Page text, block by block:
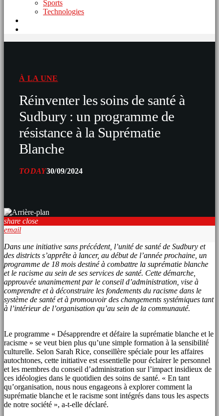
Sports
Technologies
À LA UNE
Réinventer les soins de santé à
Sudbury : un programme de
résistance à la Suprématie
Blanche
TODAY30/09/2024
share close
email
Dans une initiative sans précédent, l’unité de santé de Sudbury et
des districts s’apprête à lancer, au début de l’année prochaine, un
programme de 18 mois destiné à combattre la suprématie blanche
et le racisme au sein de ses services de santé. Cette démarche,
approuvée unanimement par le conseil d’administration, vise à
comprendre et à déconstruire les fondements du racisme dans le
système de santé et à promouvoir des changements systémiques tant
à l’intérieur de l’organisation qu’au sein de la communauté.
Le programme « Désapprendre et défaire la suprématie blanche et le
racisme » se veut bien plus qu’une simple formation à la sensibilité
culturelle. Selon Sarah Rice, conseillère spéciale pour les affaires
autochtones, cette initiative est essentielle pour éclairer le personnel
et les membres du conseil d’administration sur l’impact insidieux de
ces idéologies dans le quotidien des soins de santé. « En tant
qu’organisation, nous nous engageons à explorer comment la
suprématie blanche et le racisme sont intégrés dans tous les aspects
de notre société », a-t-elle déclaré.